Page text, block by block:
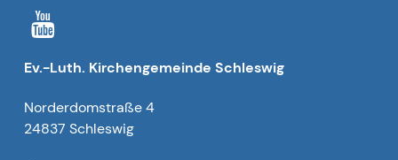
Ev.-Luth. Kirchengemeinde Schleswig
Norderdomstraße 4
24837 Schleswig